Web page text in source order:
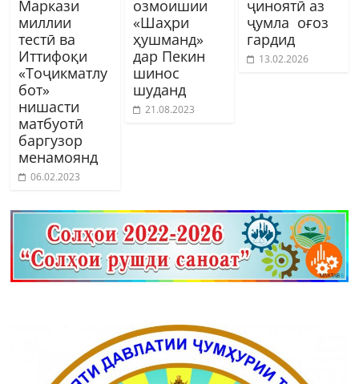
Маркази
миллии
тестӣ ва
Иттифоқи
«Тоҷикматлу
бот»
нишасти
матбуотӣ
баргузор
менамоянд
06.02.2023
озмоишии
«Шаҳри
ҳушманд»
дар Пекин
шинос
шуданд
21.08.2023
ҷиноятӣ аз
ҷумла оғоз
гардид
13.02.2026